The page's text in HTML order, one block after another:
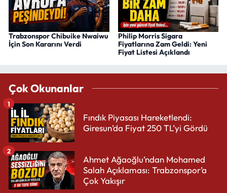
Trabzonspor Chibuike Nwaiwu
İçin Son Kararını Verdi
Philip Morris Sigara
Fiyatlarına Zam Geldi: Yeni
Fiyat Listesi Açıklandı
Çok Okunanlar
Fındık Piyasası Hareketlendi:
Giresun’da Fiyat 250 TL’yi Gördü
1
Ahmet Ağaoğlu’ndan Mohamed
Salah Açıklaması: Trabzonspor’a
Çok Yakışır
2